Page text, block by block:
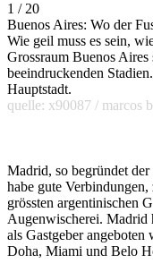
1 / 20
Buenos Aires: Wo der
Wie geil muss es sein,
Grossraum Buenos
beeindruckenden
Hauptstadt.
quelle: x90087 / marcos
Madrid, so begründet
habe gute
grössten argentinischen
Augenwischerei. Madrid
als Gastgeber
Doha, Miami und Belo